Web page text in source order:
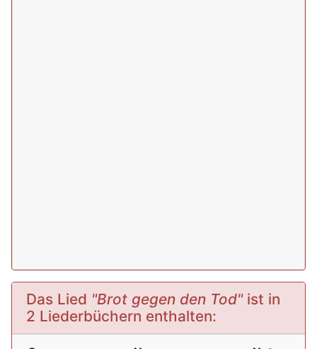
Das Lied "Brot gegen den Tod"ist in
2 Liederbüchern enthalten: